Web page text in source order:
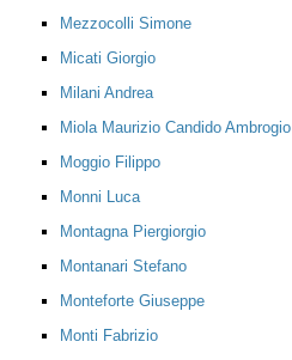
Mezzocolli Simone
Micati Giorgio
Milani Andrea
Miola Maurizio Candido Ambrogio
Moggio Filippo
Monni Luca
Montagna Piergiorgio
Montanari Stefano
Monteforte Giuseppe
Monti Fabrizio